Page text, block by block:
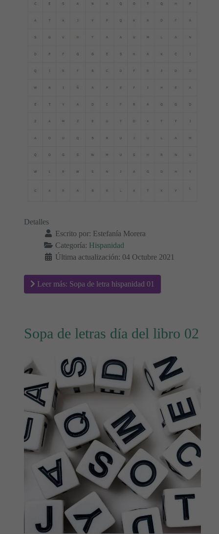
Detalles
Escrito por: Estefanía Morera
Categoría: Hispanidad
Última actualización: 04 Octubre 2021
Leer más: Sopa de letra hispanidad 01
Sopa de letras día del libro 02